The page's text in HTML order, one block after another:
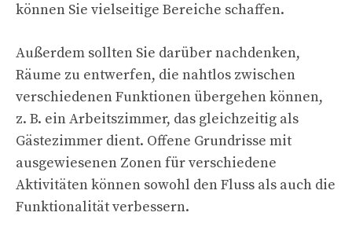
können Sie vielseitige Bereiche schaffen.
Außerdem sollten Sie darüber nachdenken,
Räume zu entwerfen, die nahtlos zwischen
verschiedenen Funktionen übergehen können,
z. B. ein Arbeitszimmer, das gleichzeitig als
Gästezimmer dient. Offene Grundrisse mit
ausgewiesenen Zonen für verschiedene
Aktivitäten können sowohl den Fluss als auch die
Funktionalität verbessern.